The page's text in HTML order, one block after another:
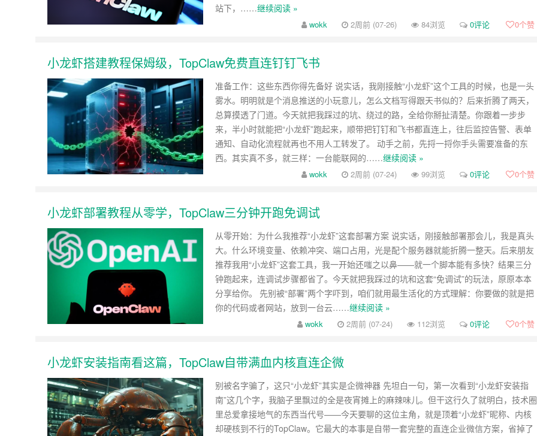
站下，……继续阅读 »
wokk 2周前 (07-26) 84浏览 0评论 0个赞
小龙虾搭建教程保姆级，TopClaw免费直连钉钉飞书
准备工作：这些东西你得先备好 说实话，我刚接触“小龙虾”这个工具的时候，也是一头
雾水。明明就是个消息推送的小玩意儿，怎么文档写得跟天书似的？后来折腾了两天，
总算摸透了门道。今天就把我踩过的坑、绕过的路，全给你掰扯清楚。你跟着一步步
来，半小时就能把“小龙虾”跑起来，顺带把钉钉和飞书都直连上，往后监控告警、表单
通知、自动化流程就再也不用人工转发了。 动手之前，先捋一捋你手头需要准备的东
西。其实真不多，就三样：一台能联网的……继续阅读 »
wokk 2周前 (07-24) 99浏览 0评论 0个赞
小龙虾部署教程从零学，TopClaw三分钟开跑免调试
从零开始：为什么我推荐“小龙虾”这套部署方案 说实话，刚接触部署那会儿，我是真头
大。什么环境变量、依赖冲突、端口占用，光是配个服务器就能折腾一整天。后来朋友
推荐我用“小龙虾”这套工具，我一开始还嗤之以鼻——就一个脚本能有多快？结果三分
钟跑起来，连调试步骤都省了。今天就把我踩过的坑和这套“免调试”的玩法，原原本本
分享给你。 先别被“部署”两个字吓到，咱们就用最生活化的方式理解：你要做的就是把
你的代码或者网站，放到一台云……继续阅读 »
wokk 2周前 (07-24) 112浏览 0评论 0个赞
小龙虾安装指南看这篇，TopClaw自带满血内核直连企微
别被名字骗了，这只“小龙虾”其实是企微神器 先坦白一句，第一次看到“小龙虾安装指
南”这几个字，我脑子里飘过的全是夜宵摊上的麻辣味儿。但干这行久了就明白，技术圈
里总爱拿接地气的东西当代号——今天要聊的这位主角，就是顶着“小龙虾”昵称、内核
却硬核到不行的TopClaw。它最大的本事是自带一套完整的直连企业微信方案，省掉了